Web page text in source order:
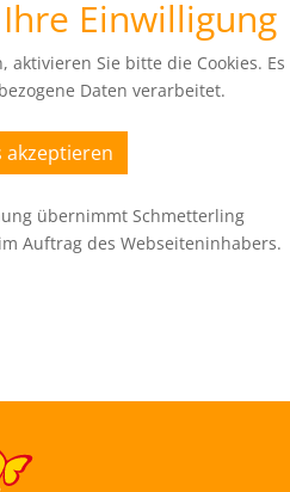
Einwilligung
Sie bitte die Cookies. Es
Daten verarbeitet.
akzeptieren
übernimmt Schmetterling
Auftrag des Webseiteninhabers.